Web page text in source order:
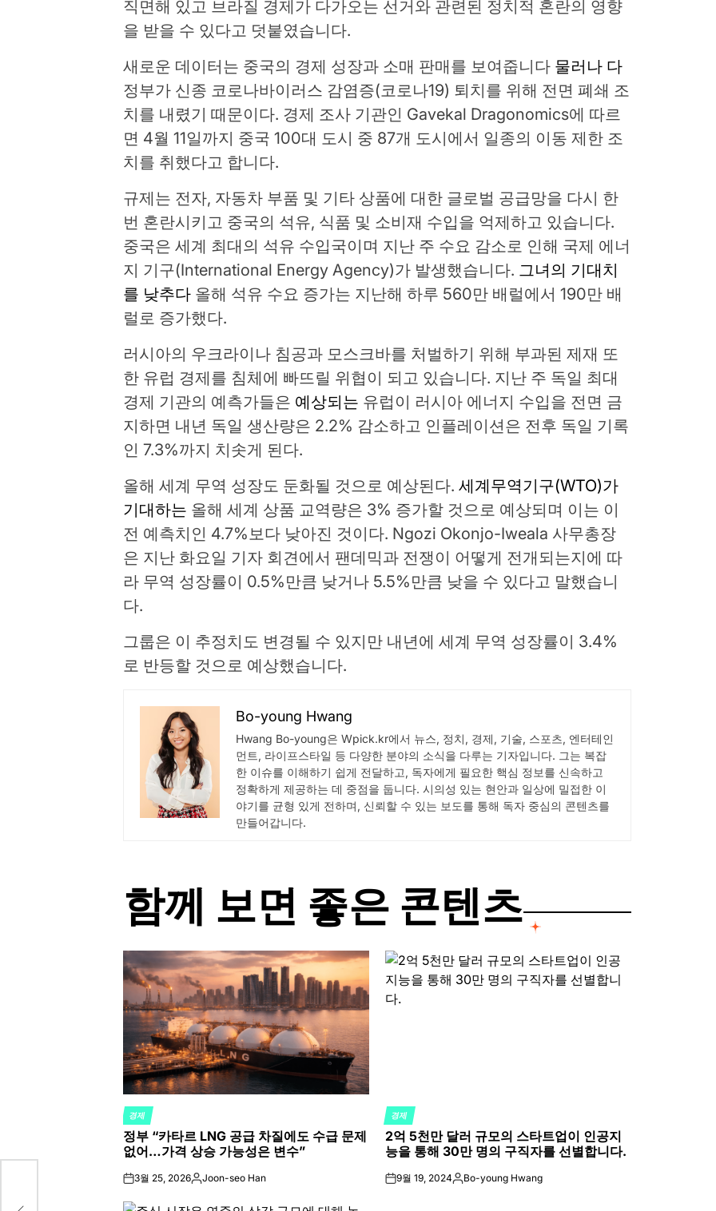
직면해 있고 브라질 경제가 다가오는 선거와 관련된 정치적 혼란의 영향
을 받을 수 있다고 덧붙였습니다.
새로운 데이터는 중국의 경제 성장과 소매 판매를 보여줍니다 물러나 다
정부가 신종 코로나바이러스 감염증(코로나19) 퇴치를 위해 전면 폐쇄 조
치를 내렸기 때문이다. 경제 조사 기관인 Gavekal Dragonomics에 따르
면 4월 11일까지 중국 100대 도시 중 87개 도시에서 일종의 이동 제한 조
치를 취했다고 합니다.
규제는 전자, 자동차 부품 및 기타 상품에 대한 글로벌 공급망을 다시 한
번 혼란시키고 중국의 석유, 식품 및 소비재 수입을 억제하고 있습니다.
중국은 세계 최대의 석유 수입국이며 지난 주 수요 감소로 인해 국제 에너
지 기구(International Energy Agency)가 발생했습니다. 그녀의 기대치
를 낮추다 올해 석유 수요 증가는 지난해 하루 560만 배럴에서 190만 배
럴로 증가했다.
러시아의 우크라이나 침공과 모스크바를 처벌하기 위해 부과된 제재 또
한 유럽 경제를 침체에 빠뜨릴 위협이 되고 있습니다. 지난 주 독일 최대
경제 기관의 예측가들은 예상되는 유럽이 러시아 에너지 수입을 전면 금
지하면 내년 독일 생산량은 2.2% 감소하고 인플레이션은 전후 독일 기록
인 7.3%까지 치솟게 된다.
올해 세계 무역 성장도 둔화될 것으로 예상된다.세계무역기구(WTO)가
기대하는 올해 세계 상품 교역량은 3% 증가할 것으로 예상되며 이는 이
전 예측치인 4.7%보다 낮아진 것이다. Ngozi Okonjo-Iweala 사무총장
은 지난 화요일 기자 회견에서 팬데믹과 전쟁이 어떻게 전개되는지에 따
라 무역 성장률이 0.5%만큼 낮거나 5.5%만큼 낮을 수 있다고 말했습니
다.
그룹은 이 추정치도 변경될 수 있지만 내년에 세계 무역 성장률이 3.4%
로 반등할 것으로 예상했습니다.
Bo-young Hwang
Hwang Bo-young은 Wpick.kr에서 뉴스, 정치, 경제, 기술, 스포츠, 엔터테인
먼트, 라이프스타일 등 다양한 분야의 소식을 다루는 기자입니다. 그는 복잡
한 이슈를 이해하기 쉽게 전달하고, 독자에게 필요한 핵심 정보를 신속하고
정확하게 제공하는 데 중점을 둡니다. 시의성 있는 현안과 일상에 밀접한 이
야기를 균형 있게 전하며, 신뢰할 수 있는 보도를 통해 독자 중심의 콘텐츠를
만들어갑니다.
함께 보면 좋은 콘텐츠
POSTED
IN
경제
정부 “카타르 LNG 공급 차질에도 수급 문제
없어…가격 상승 가능성은 변수”
on3월 25, 2026Posted
Joon-seo Han
POSTED
IN
경제
2억 5천만 달러 규모의 스타트업이 인공지
능을 통해 30만 명의 구직자를 선별합니다.
on9월 19, 2024Posted
Bo-young Hwang
는